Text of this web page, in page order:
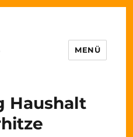
MENÜ
Haushalt